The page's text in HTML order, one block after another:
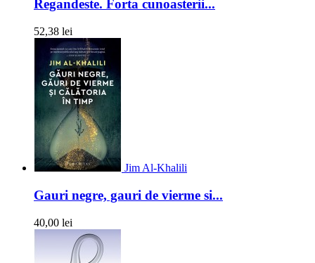
Regandeste. Forta cunoasterii...
52,38 lei
Jim Al-Khalili
Gauri negre, gauri de vierme si...
40,00 lei